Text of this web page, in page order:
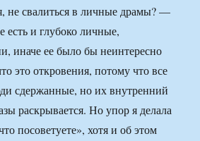
не свалиться в личные драмы? —
есть и глубоко личные,
иначе ее было бы неинтересно
это откровения, потому что все
сдержанные, но их внутренний
раскрывается. Но упор я делала
посоветуете», хотя и об этом